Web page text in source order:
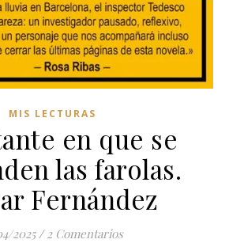
MIS LECTURAS
en que se
las farolas.
Fernández
2025 / 2 Comentarios